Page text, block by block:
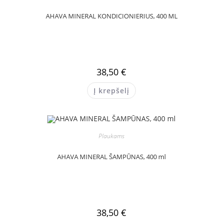
AHAVA MINERAL KONDICIONIERIUS, 400 ML
38,50 €
Į krepšelį
Plaukams
AHAVA MINERAL ŠAMPŪNAS, 400 ml
38,50 €